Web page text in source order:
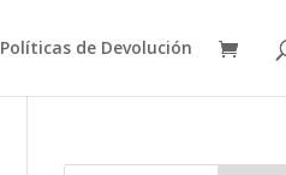
Políticas de Devolución